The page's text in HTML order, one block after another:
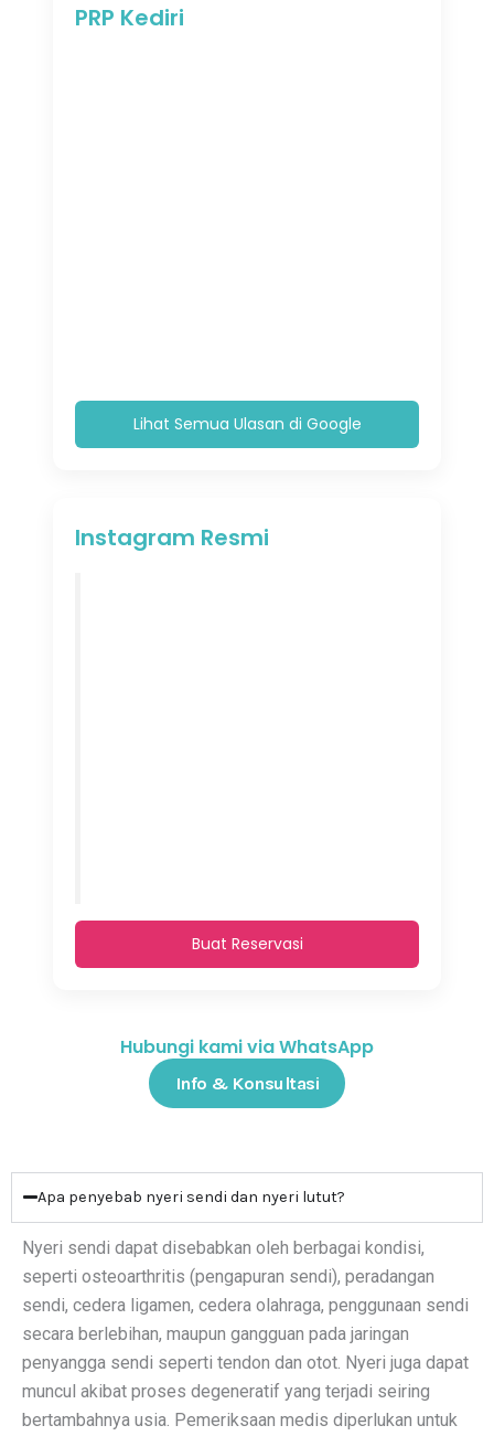
PRP Kediri
Lihat Semua Ulasan di Google
Instagram Resmi
Buat Reservasi
Hubungi kami via WhatsApp
Info & Konsultasi
Apa penyebab nyeri sendi dan nyeri lutut?
Nyeri sendi dapat disebabkan oleh berbagai kondisi,
seperti osteoarthritis (pengapuran sendi), peradangan
sendi, cedera ligamen, cedera olahraga, penggunaan sendi
secara berlebihan, maupun gangguan pada jaringan
penyangga sendi seperti tendon dan otot. Nyeri juga dapat
muncul akibat proses degeneratif yang terjadi seiring
bertambahnya usia. Pemeriksaan medis diperlukan untuk